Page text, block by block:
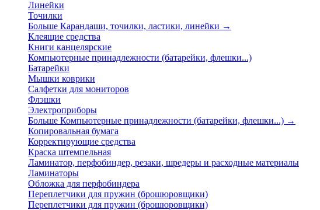
Линейки
Точилки
Больше Карандаши, точилки, ластики, линейки →
Клеящие средства
Книги канцелярские
Компьютерные принадлежности (батарейки, флешки...)
Батарейки
Мышки коврики
Салфетки для мониторов
Флэшки
Электроприборы
Больше Компьютерные принадлежности (батарейки, флешки...) →
Копировальная бумага
Корректирующие средства
Краска штемпельная
Ламинатор, перфобиндер, резаки, шредеры и расходные материалы
Ламинаторы
Обложка для перфобиндера
Переплетчики для пружин (брошюровщики)
Переплетчики для пружин (брошюровщики)